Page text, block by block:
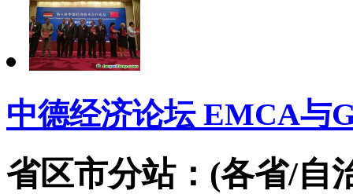
中德经济论坛 EMCA与
省区市分站：(各省/自